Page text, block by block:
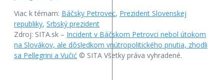
Viac k témam: Báčsky Petrovec, Prezident Slovenskej
republiky, Srbský prezident
Zdroj: SITA.sk – Incident v Báčskom Petrovci nebol útokom
na Slovákov, ale dôsledkom vnútropolitického pnutia, zhodli
sa Pellegrini a Vučić © SITA Všetky práva vyhradené.